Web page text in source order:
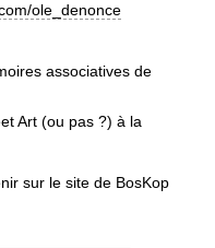
ole_denonce
associatives de
Art (ou pas ?) à la
sur le site de BosKop